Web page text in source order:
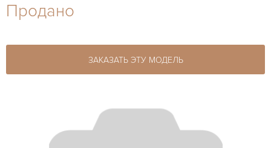
27-44
Продано
ЗАКАЗАТЬ ЭТУ МОДЕЛЬ